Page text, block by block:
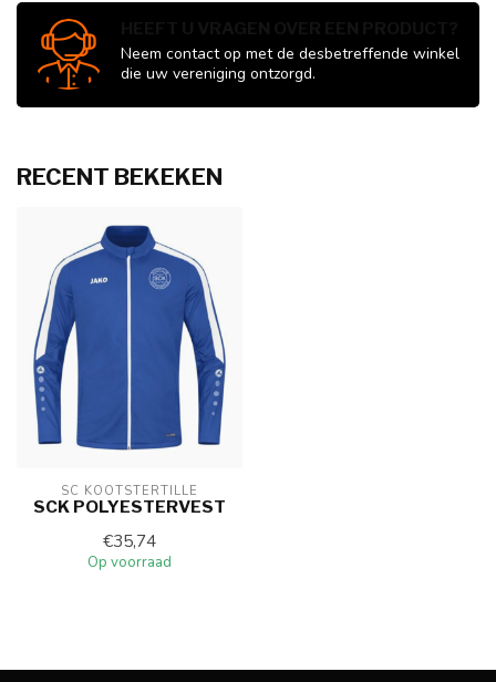
Neem contact op met de desbetreffende winkel
die uw vereniging ontzorgd.
RECENT BEKEKEN
SC KOOTSTERTILLE
SCK POLYESTERVEST
€35,74
Op voorraad